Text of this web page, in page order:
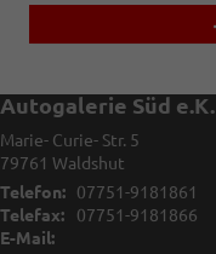
Autogalerie Süd e.K.
Marie- Curie- Str. 5
79761 Waldshut
Telefon:
07751-9181861
Telefax:
07751-9181866
E-Mail: